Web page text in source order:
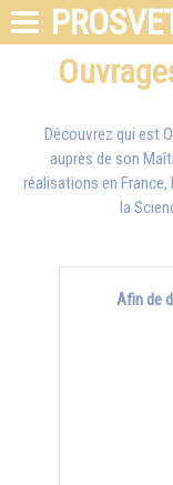
Découvrez qui est
auprès de son
réalisations en
la
Afin de